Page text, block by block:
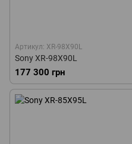
Артикул: XR-98X90L
Sony XR-98X90L
177 300 грн